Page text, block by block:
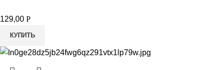
129,00 Р
КУПИТЬ